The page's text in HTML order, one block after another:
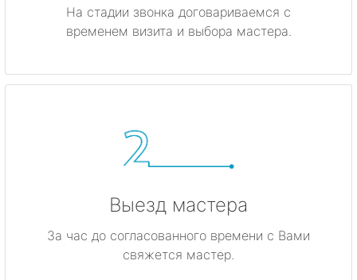
На стадии звонка договариваемся с
временем визита и выбора мастера.
Выезд мастера
За час до согласованного времени с Вами
свяжется мастер.